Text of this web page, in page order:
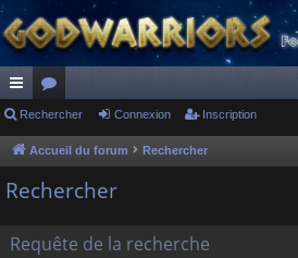
ac
co
ur
s
or
u
m
Rechercher Connexion Inscription
Accueil du forum Rechercher
Rechercher
Requête de la recherche